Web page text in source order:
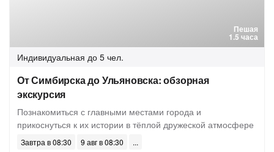
Пешая
1.5 часа
Индивидуальная до 5 чел.
От Симбирска до Ульяновска: обзорная
экскурсия
Познакомиться с главными местами города и
прикоснуться к их истории в тёплой дружеской атмосфере
Завтра в 08:30
9 авг в 08:30